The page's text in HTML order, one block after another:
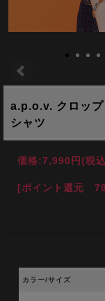
a.p.o.v. クロップ
シャツ
価格:7,990円(税
[ポイント還元
カラー/サイズ